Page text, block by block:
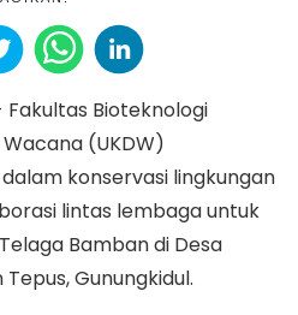
Bioteknologi
(UKDW)
konservasi lingkungan
lintas lembaga untuk
Bamban di Desa
Gunungkidul.